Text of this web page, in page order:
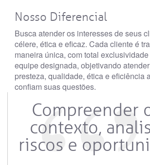
Nosso Diferencial
Busca atender os interesses de seus
célere, ética e eficaz. Cada cliente é
maneira única, com total
equipe designada, objetivando
presteza, qualidade, ética e eficiência
confiam suas questões.
Compreender
contexto,
riscos e